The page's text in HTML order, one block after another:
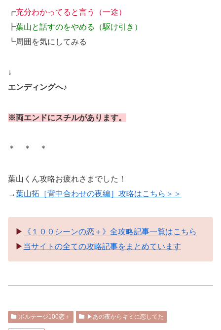
┏充分わかってると言う（一途）
┣葉山と話すのをやめる（駆け引き）
┗周囲を気にしてみる
↓
エンディングへ♪
※両エンドにスチルがあります。
＊ ＊ ＊
葉山くん攻略お疲れさまでした！
→葉山拓［背中合わせの夜編］攻略はこちら＞＞
▶︎
《１００シーンの恋＋》全攻略記事一覧はこちら
▶︎ 当サイトの全ての攻略記事をまとめています
ボルテージ100恋＋ ▶︎あの夜からキミに恋してた